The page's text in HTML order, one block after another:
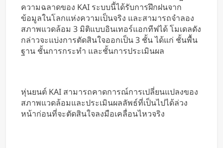
ความฉลาดของ KAI ระบบนี้ได้รับการฝึกฝนจาก
ข้อมูลในโลกแห่งความเป็นจริง และสามารถจำลอง
สภาพแวดล้อม 3 มิติแบบอินเทอร์แอกทีฟได้ โมเดลดัง
กล่าวจะแบ่งการตัดสินใจออกเป็น 3 ชั้น ได้แก่ ชั้นพื้น
ฐาน ชั้นการกระทำ และชั้นการประเมินผล
หุ่นยนต์ KAI สามารถคาดการณ์การเปลี่ยนแปลงของ
สภาพแวดล้อมและประเมินผลลัพธ์ที่เป็นไปได้ล่วง
หน้าก่อนที่จะตัดสินใจลงมือเคลื่อนไหวจริง